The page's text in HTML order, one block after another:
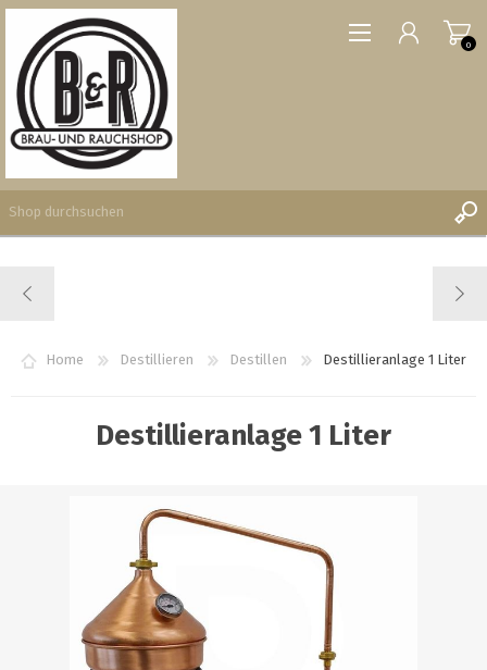
WUNSCHLISTE
0
0
Home Destillieren Destillen Destillieranlage 1 Liter
Destillieranlage 1 Liter